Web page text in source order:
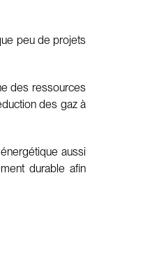
peu de projets
des ressources
des gaz à
aussi
durable afin